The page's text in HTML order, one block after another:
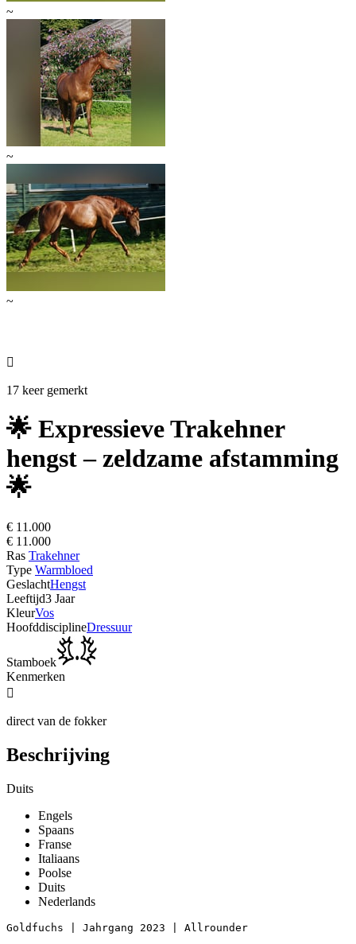
~
~
~

17 keer gemerkt
🌟 Expressieve Trakehner
hengst – zeldzame afstamming
🌟
€ 11.000
€ 11.000
Ras Trakehner
Type Warmbloed
GeslachtHengst
Leeftijd3 Jaar
KleurVos
HoofddisciplineDressuur
Stamboek
Kenmerken

direct van de fokker
Beschrijving
Duits
Engels
Spaans
Franse
Italiaans
Poolse
Duits
Nederlands
Goldfuchs | Jahrgang 2023 | Allrounder